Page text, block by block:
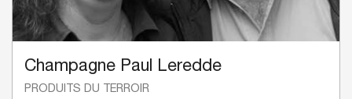
Champagne Paul Leredde
PRODUITS DU TERROIR